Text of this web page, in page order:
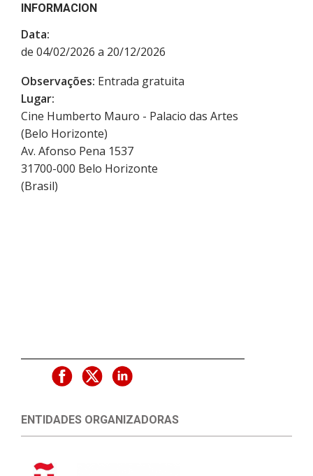
INFORMACION
Data:
de 04/02/2026 a 20/12/2026
Observações: Entrada gratuita
Lugar:
Cine Humberto Mauro - Palacio das Artes
(Belo Horizonte)
Av. Afonso Pena 1537
31700-000 Belo Horizonte
(Brasil)
ENTIDADES ORGANIZADORAS